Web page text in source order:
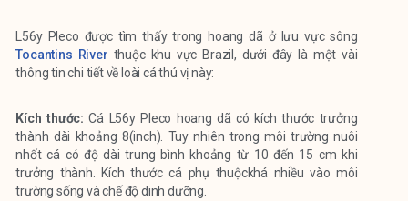
L56y Pleco được tìm thấy trong hoang dã ở lưu vực sông
Tocantins River thuộc khu vực Brazil, dưới đây là một vài
thông tin chi tiết về loài cá thú vị này:
Kích thước: Cá L56y Pleco hoang dã có kích thước trưởng
thành dài khoảng 8(inch). Tuy nhiên trong môi trường nuôi
nhốt cá có độ dài trung bình khoảng từ 10 đến 15 cm khi
trưởng thành. Kích thước cá phụ thuộckhá nhiều vào môi
trường sống và chế độ dinh dưỡng.